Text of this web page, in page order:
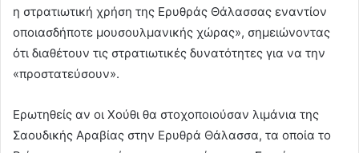
η στρατιωτική χρήση της Ερυθράς Θάλασσας εναντίον
οποιασδήποτε μουσουλμανικής χώρας», σημειώνοντας
ότι διαθέτουν τις στρατιωτικές δυνατότητες για να την
«προστατεύσουν».
Ερωτηθείς αν οι Χούθι θα στοχοποιούσαν λιμάνια της
Σαουδικής Αραβίας στην Ερυθρά Θάλασσα, τα οποία το